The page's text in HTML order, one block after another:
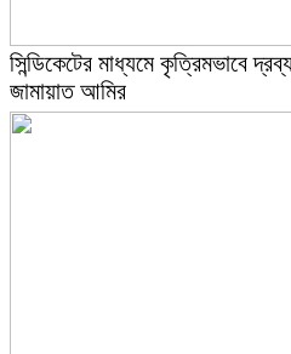
সিন্ডিকেটের মাধ্যমে কৃত্রিমভাবে
জামায়াত আমির